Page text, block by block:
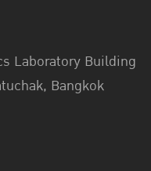
Laboratory Building
Bangkok